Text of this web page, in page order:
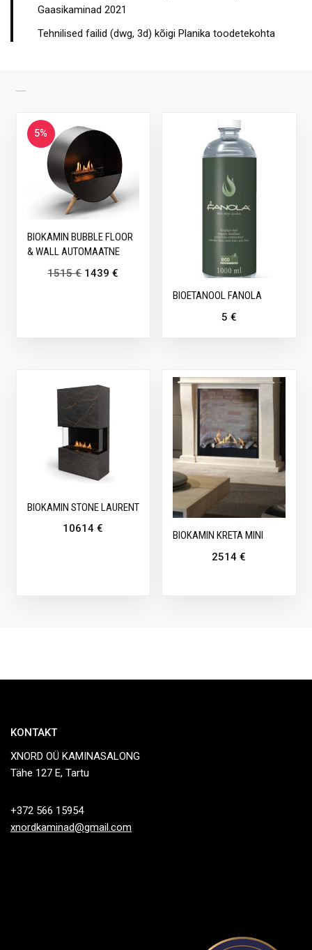
Gaasikaminad 2021
Tehnilised failid (dwg, 3d) kõigi Planika toodetekohta
5%
BIOKAMIN BUBBLE FLOOR
& WALL AUTOMAATNE
1515€ 1439€
BIOETANOOL FANOLA
5 €
BIOKAMIN STONE LAURENT
10614€
BIOKAMIN KRETA MINI
2514€
KONTAKT
XNORD OÜ KAMINASALONG
Tähe 127 E, Tartu
+372 566 15954
xnordkaminad@gmail.com